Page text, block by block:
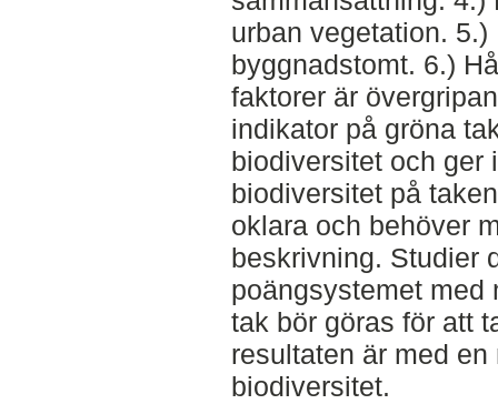
urban vegetation.
byggnadstomt. 6.)
faktorer är
indikator på gröna
biodiversitet och ger
biodiversitet på
oklara och behöver
beskrivning. Studier
poängsystemet med
tak bör göras för att
resultaten är med
biodiversitet.